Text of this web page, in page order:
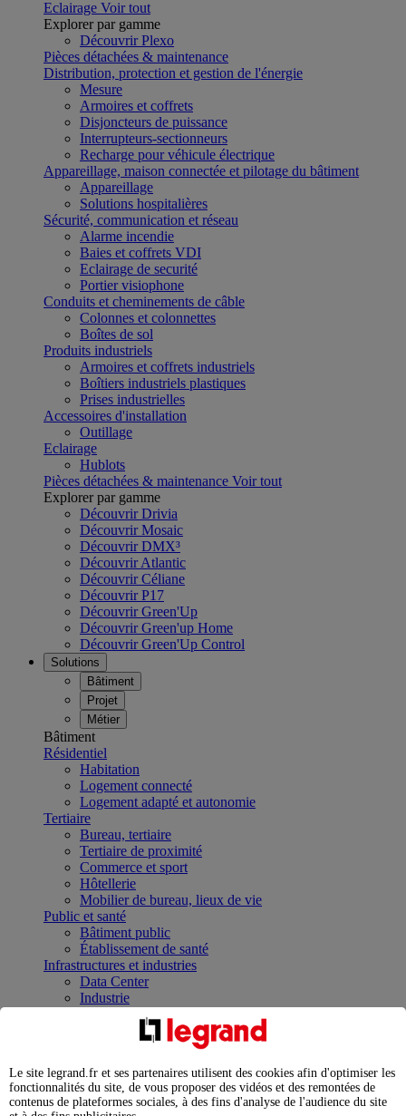
Eclairage Voir tout
Explorer par gamme
Découvrir Plexo
Pièces détachées & maintenance
Distribution, protection et gestion de l'énergie
Mesure
Armoires et coffrets
Disjoncteurs de puissance
Interrupteurs-sectionneurs
Recharge pour véhicule électrique
Appareillage, maison connectée et pilotage du bâtiment
Appareillage
Solutions hospitalières
Sécurité, communication et réseau
Alarme incendie
Baies et coffrets VDI
Eclairage de securité
Portier visiophone
Conduits et cheminements de câble
Colonnes et colonnettes
Boîtes de sol
Produits industriels
Armoires et coffrets industriels
Boîtiers industriels plastiques
Prises industrielles
Accessoires d'installation
Outillage
Eclairage
Hublots
Pièces détachées & maintenance Voir tout
Explorer par gamme
Découvrir Drivia
Découvrir Mosaic
Découvrir DMX³
Découvrir Atlantic
Découvrir Céliane
Découvrir P17
Découvrir Green'Up
Découvrir Green'up Home
Découvrir Green'Up Control
Solutions
Bâtiment
Projet
Métier
Bâtiment
Résidentiel
Habitation
Logement connecté
Logement adapté et autonomie
Tertiaire
Bureau, tertiaire
Tertiaire de proximité
Commerce et sport
Hôtellerie
Mobilier de bureau, lieux de vie
Public et santé
Bâtiment public
Établissement de santé
Infrastructures et industries
Data Center
Industrie
Infrastructures
Contrôler et planifier le fonctionnement des appareils
Répartir et optimiser son tableau électrique
Legrand Data Center Solutions : concentrer les
expertises au service de vos performances
Le site legrand.fr et ses partenaires utilisent des cookies afin d'optimiser les
fonctionnalités du site, de vous proposer des vidéos et des remontées de
contenus de plateformes sociales, à des fins d'analyse de l'audience du site